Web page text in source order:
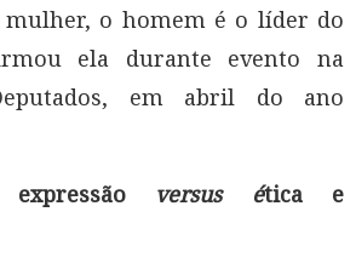
o homem é o líder do
ela durante evento na
em abril do ano
versus ética e